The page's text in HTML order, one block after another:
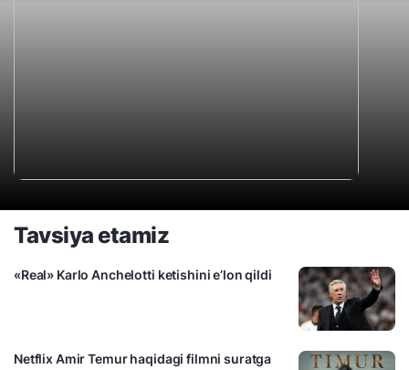
Tavsiya etamiz
«Real» Karlo Anchelotti ketishini e’lon qildi
Netflix Amir Temur haqidagi filmni suratga